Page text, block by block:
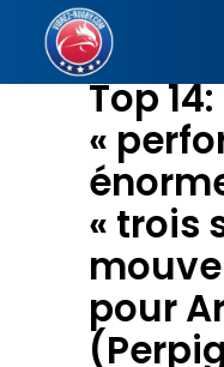
Aller
contenu Top
«
« trois
pour